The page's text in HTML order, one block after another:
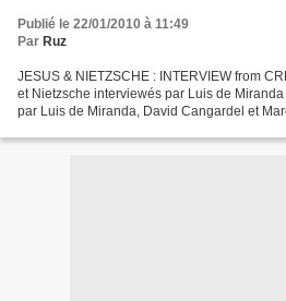
Publié le 22/01/2010 à 11:49
Par Ruz
JESUS & NIETZSCHE : INTERVIEW from
et Nietzsche interviewés par Luis de
par Luis de Miranda, David Cangardel et